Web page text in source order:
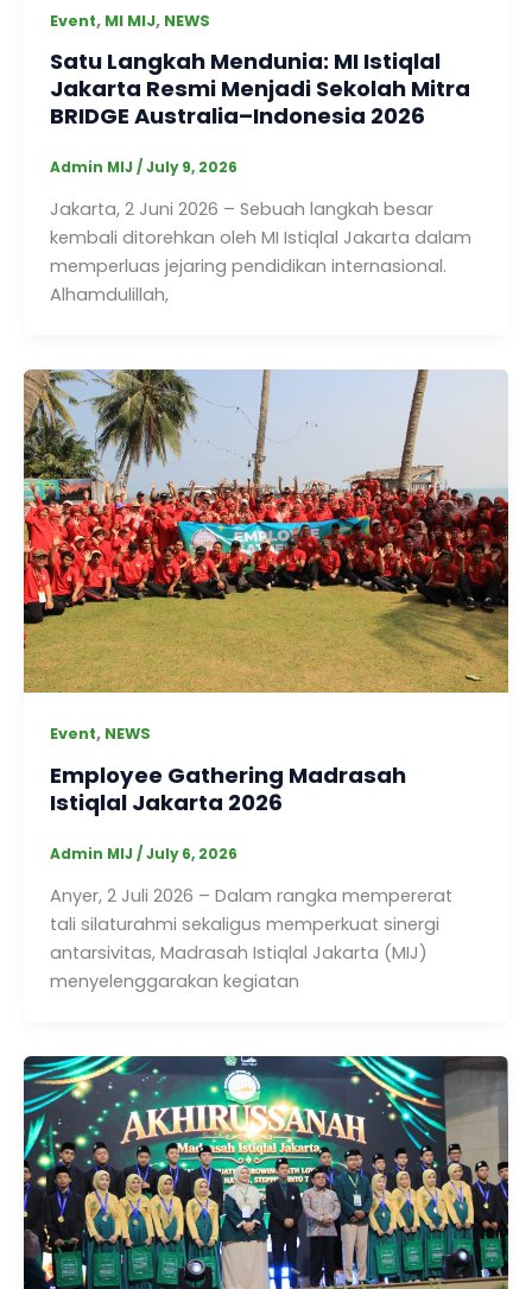
Event, MI MIJ, NEWS
Satu Langkah Mendunia: MI Istiqlal
Jakarta Resmi Menjadi Sekolah Mitra
BRIDGE Australia–Indonesia 2026
Admin MIJ /July 9, 2026
Jakarta, 2 Juni 2026 – Sebuah langkah besar
kembali ditorehkan oleh MI Istiqlal Jakarta dalam
memperluas jejaring pendidikan internasional.
Alhamdulillah,
Event, NEWS
Employee Gathering Madrasah
Istiqlal Jakarta 2026
Admin MIJ /July 6, 2026
Anyer, 2 Juli 2026 – Dalam rangka mempererat
tali silaturahmi sekaligus memperkuat sinergi
antarsivitas, Madrasah Istiqlal Jakarta (MIJ)
menyelenggarakan kegiatan